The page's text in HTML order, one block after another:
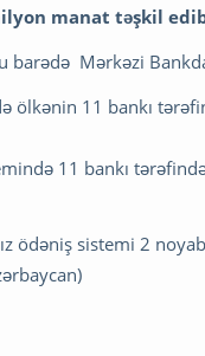
manat təşkil
barədə Mərkəzi
ölkənin 11 bankı
11 bankı
ödəniş sistemi 2